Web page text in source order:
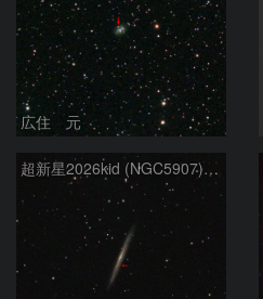
広住 元
超新星2026kid (NGC5907) 5/17